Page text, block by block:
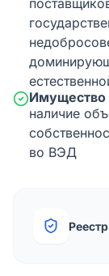
Имущество
наличие
во ВЭД